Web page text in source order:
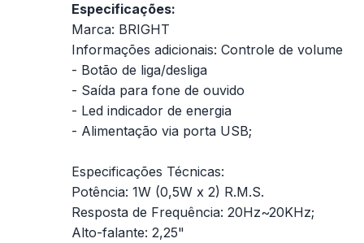
Especificações:
Marca: BRIGHT
Informações adicionais: Controle de volume
- Botão de liga/desliga
- Saída para fone de ouvido
- Led indicador de energia
- Alimentação via porta USB;
Especificações Técnicas:
Potência: 1W (0,5W x 2) R.M.S.
Resposta de Frequência: 20Hz~20KHz;
Alto-falante: 2,25"